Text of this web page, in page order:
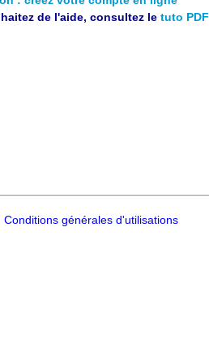
de l'aide, consultez le tuto PDF
Conditions générales d'utilisations